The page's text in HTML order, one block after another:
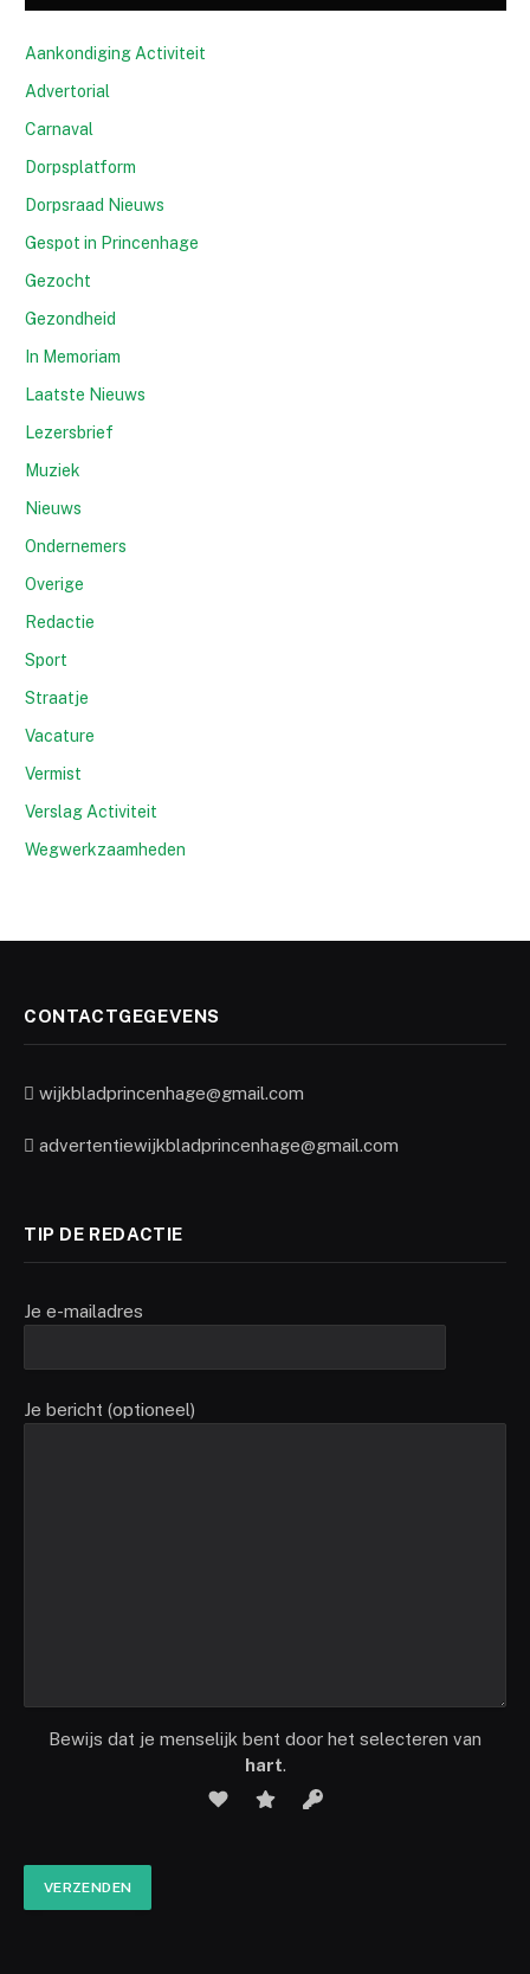
Aankondiging Activiteit
Advertorial
Carnaval
Dorpsplatform
Dorpsraad Nieuws
Gespot in Princenhage
Gezocht
Gezondheid
In Memoriam
Laatste Nieuws
Lezersbrief
Muziek
Nieuws
Ondernemers
Overige
Redactie
Sport
Straatje
Vacature
Vermist
Verslag Activiteit
Wegwerkzaamheden
CONTACTGEGEVENS
wijkbladprincenhage@gmail.com
advertentiewijkbladprincenhage@gmail.com
TIP DE REDACTIE
Je e-mailadres
Je bericht (optioneel)
Bewijs dat je menselijk bent door het selecteren van
hart.